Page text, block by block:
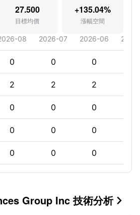
27.500
目標均價
+135.04%
漲幅空間
08 2026-07 2026-06
0 0 0
2 2 2
0 0 0
0 0 0
0 0 0
Group Inc 技術分析 